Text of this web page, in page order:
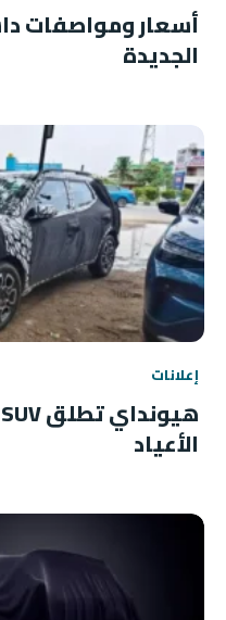
أسعار ومواصفات
الجديدة
إعلانات
الأعياد